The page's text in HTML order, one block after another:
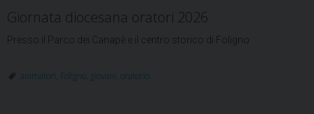
Giornata diocesana oratori 2026
Presso il Parco dei Canapè e il centro storico di Foligno
animatori Foligno giovani oratorio